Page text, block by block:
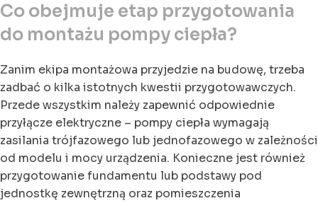
Co obejmuje etap przygotowania
do montażu pompy ciepła?
Zanim ekipa montażowa przyjedzie na budowę, trzeba
zadbać o kilka istotnych kwestii przygotowawczych.
Przede wszystkim należy zapewnić odpowiednie
przyłącze elektryczne – pompy ciepła wymagają
zasilania trójfazowego lub jednofazowego w zależności
od modelu i mocy urządzenia. Konieczne jest również
przygotowanie fundamentu lub podstawy pod
jednostkę zewnętrzną oraz pomieszczenia